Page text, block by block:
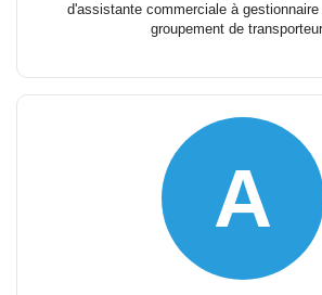
d'assistante commerciale à
groupement de
A